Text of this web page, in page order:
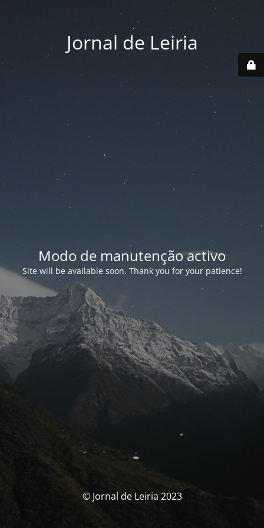
Jornal de Leiria
Modo de manutenção activo
Site will be available soon. Thank you for your patience!
© Jornal de Leiria 2023